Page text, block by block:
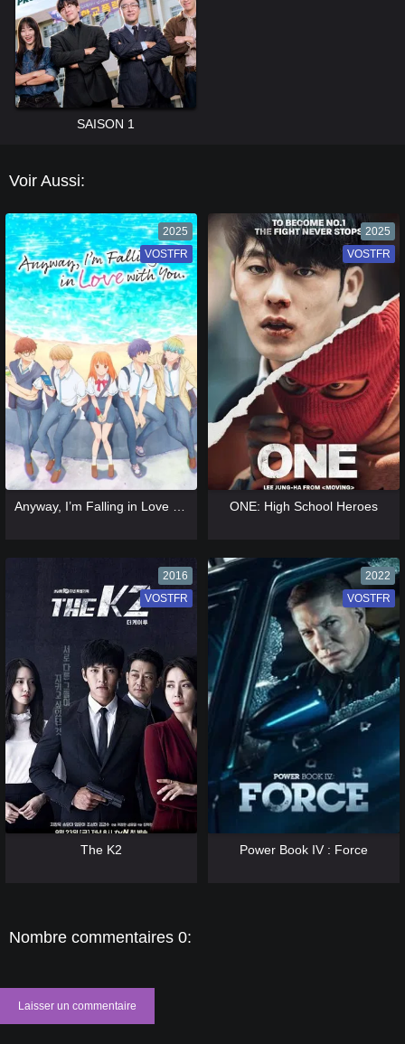
SAISON 1
Voir Aussi:
2025
VF
VOSTFR
2025
VF
VOSTFR
ONE: High School Heroes
2016
VF
VOSTFR
The K2
2022
VF
VOSTFR
Power Book IV : Force
Nombre commentaires 0:
Laisser un commentaire